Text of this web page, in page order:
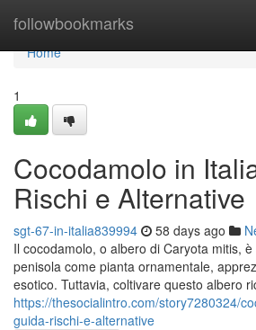
followbookmarks
Home
Home
1
Cocodamolo in
Rischi e Alternative
sgt-67-in-italia839994 58 days ago
Il cocodamolo, o albero di Caryota mitis,
penisola come pianta ornamentale,
esotico. Tuttavia, coltivare questo albero
https://thesocialintro.com/story7280324/
guida-rischi-e-alternative